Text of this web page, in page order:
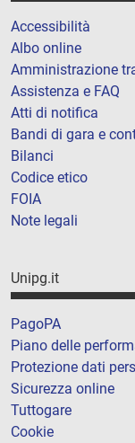
Accessibilità
Albo online
Amministrazione
Assistenza e FAQ
Atti di notifica
Bandi di gara e
Bilanci
Codice etico
FOIA
Note legali
Unipg.it
PagoPA
Piano delle
Protezione dati
Sicurezza online
Tuttogare
Cookie